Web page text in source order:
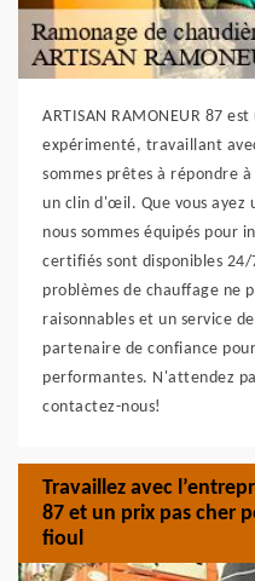
ARTISAN RAMONEUR 87
expérimenté, travaillant
sommes prêtes à répondre
un clin d'œil. Que vous ayez
nous sommes équipés pour
certifiés sont disponibles 24/
problèmes de chauffage ne
raisonnables et un service
partenaire de confiance
performantes. N'attendez
contactez-nous!
Travaillez avec
87 et un prix pas cher
fioul